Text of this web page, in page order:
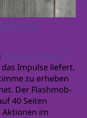
"Frei und Gleich"
Impulse liefert,
zu erheben
Der Flashmob-
40 Seiten
im